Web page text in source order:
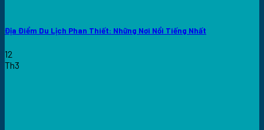
Địa Điểm Du Lịch Phan Thiết: Những Nơi Nổi Tiếng Nhất
12
Th3